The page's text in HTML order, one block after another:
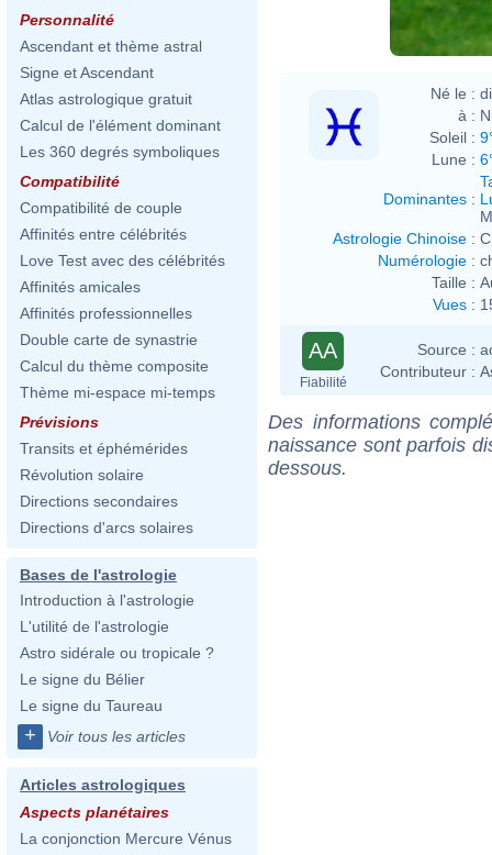
Personnalité
Ascendant et thème astral
Signe et Ascendant
Atlas astrologique gratuit
Calcul de l'élément dominant
Les 360 degrés symboliques
Compatibilité
Compatibilité de couple
Affinités entre célébrités
Love Test avec des célébrités
Affinités amicales
Affinités professionnelles
Double carte de synastrie
Calcul du thème composite
Thème mi-espace mi-temps
Prévisions
Transits et éphémérides
Révolution solaire
Directions secondaires
Directions d'arcs solaires
Bases de l'astrologie
Introduction à l'astrologie
L'utilité de l'astrologie
Astro sidérale ou tropicale ?
Le signe du Bélier
Le signe du Taureau
+ Voir tous les articles
Articles astrologiques
Aspects planétaires
La conjonction Mercure Vénus
Né le :
à :
Soleil :
Lune :
Dominantes :
Astrologie Chinoise :
Numérologie :
Taille :
Vues :
AA
Fiabilité
Source :
Contributeur :
Des informations
naissance sont parfois
dessous.